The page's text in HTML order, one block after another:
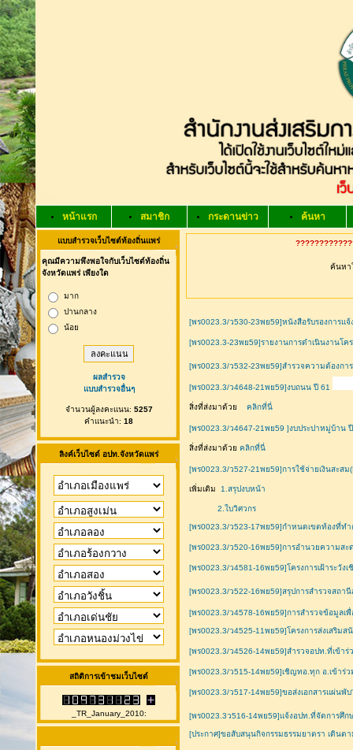
หน้าแรก สมาชิก กระดานข่าว ค้นหา
แบบสำรวจเว็บไซต์ท้องถิ่นแพร่
คุณมีความพึงพอใจกับเว็บไซต์ท้องถิ่น
จังหวัดแพร่ เพียงใด
มาก
ปานกลาง
น้อย
ผลสำรวจ
แบบสำรวจอื่นๆ
จำนวนผู้ลงคะแนน: 5257
คำแนะนำ: 18
ลิงค์เว็บไซต์ อปท.จังหวัดแพร่
สถิติการเข้าชมเว็บไซต์
_TR_January_2010:
ค้นหา
[พร0023.3/ว530-23พย59]หนังสือรับรองการแ
[พร0023.3-23พย59]รายงานการดำเนินงานโค
[พร0023.3/ว532-23พย59]สำรวจความต้องก
[พร0023.3/ว4648-21พย59]งบถนน ปี 61
สิ่งที่ส่งมาด้วย คลิกที่นี่
[พร0023.3/ว4647-21พย59 ]งบประปาหมู่บ้าน
สิ่งที่ส่งมาด้วย คลิกที่นี่
[พร0023.3/ว527-21พย59]การใช้จ่ายเงินสะสม
เพิ่มเติม 1.สรุปงบหน้า
2.ใบวิศวกร
[พร0023.3/ว523-17พย59]กำหนดเขตท้องที่ท
[พร0023.3/ว520-16พย59]การอำนวยความสะ
[พร0023.3/ว4581-16พย59]โครงการเฝ้าระวัง
[พร0023.3/ว522-16พย59]สรุปการสำรวจสถา
[พร0023.3/ว4578-16พย59]การสำรวจข้อมูลเ
[พร0023.3/ว4525-11พย59]โครงการส่งเสริม
[พร0023.3/ว4526-14พย59]สำรวจอปท.ที่เข้า
[พร0023.3/ว515-14พย59]เชิญทอ.ทุก อ.เข้าร่ว
[พร0023.3/ว517-14พย59]ขอส่งเอกสารแผ่นพั
[พร0023.3ว516-14พย59]แจ้งอปท.ที่จัดการศึ
[ประกาศ]ขอสับสนุนกิจกรรมธรรมยาตรา เดินตา